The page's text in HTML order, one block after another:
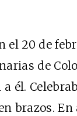
20 de
de
él.
brazos.